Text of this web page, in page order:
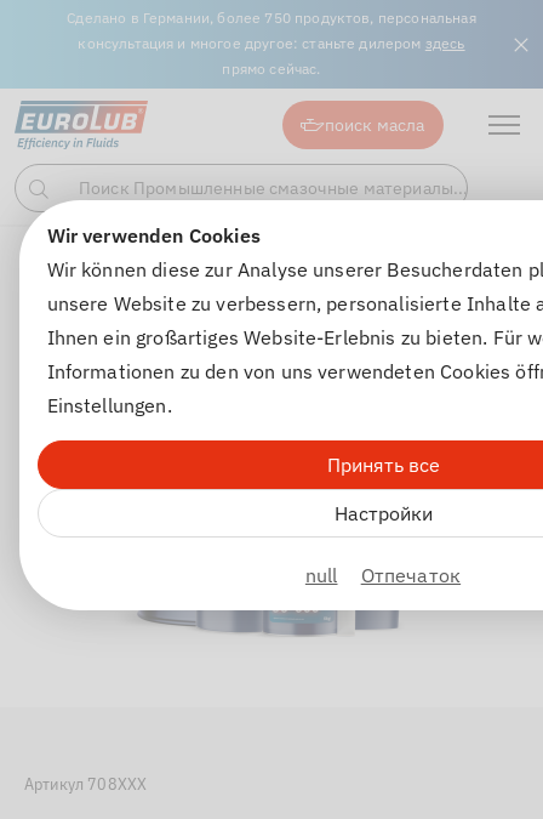
Wir verwenden Cookies
Wir können diese zur Analyse unserer Besucherdaten
unsere Website zu verbessern, personalisierte Inhalte
Ihnen ein großartiges Website-Erlebnis zu bieten. Für
Informationen zu den von uns verwendeten Cookies
Einstellungen.
Принять все
Настройки
null Отпечаток
Сделано в Германии, более 750 продуктов, персональная
консультация и многое другое: станьте дилером здесь
прямо сейчас.
поиск масла
Поиск
Поиск Промышленные смазочные материалы...
Промышленные смазочные материалы Смазочные
Артикул 708XXX